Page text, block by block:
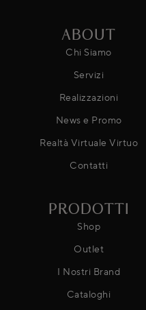
ABOUT
Chi Siamo
Servizi
Realizzazioni
News e Promo
Realtà Virtuale Virtuo
Contatti
PRODOTTI
Shop
Outlet
I Nostri Brand
Cataloghi